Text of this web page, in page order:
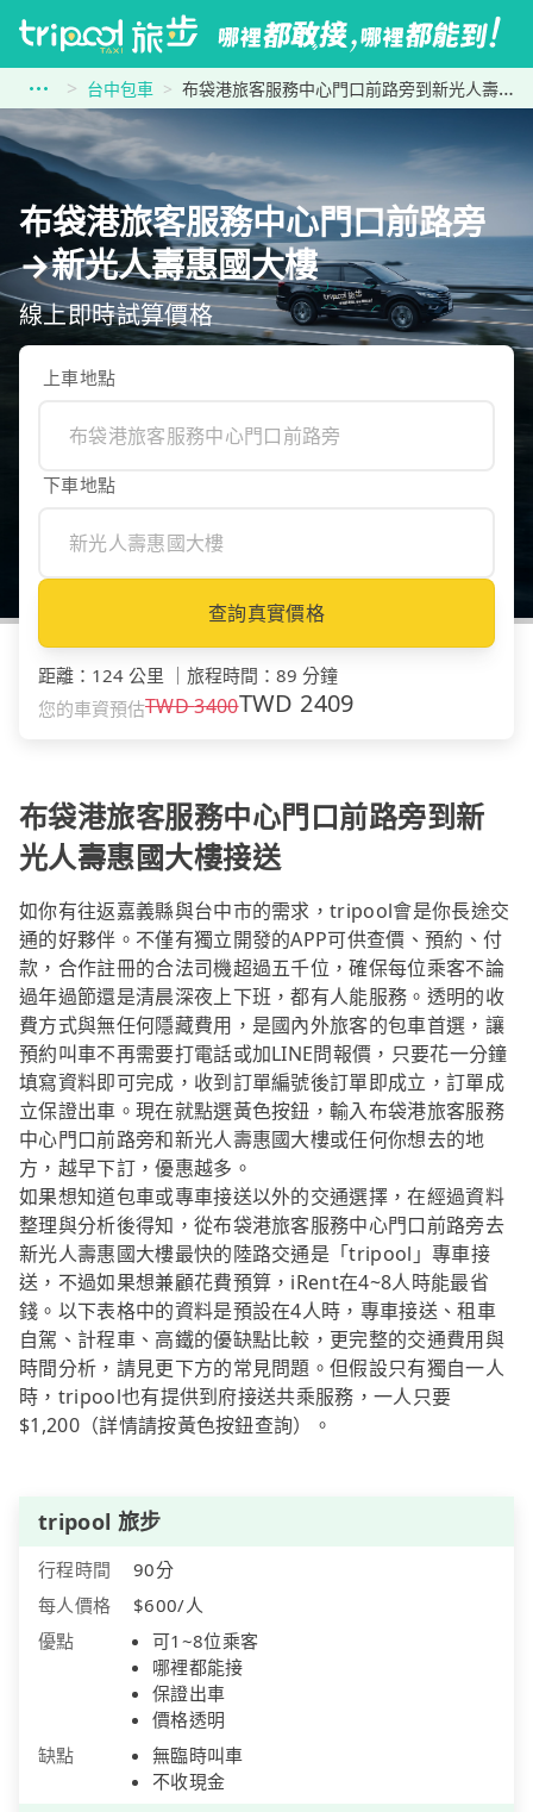
台中包車 布袋港旅客服務中心門口前路旁到新光人壽惠國大樓
布袋港旅客服務中心門口前路旁
→新光人壽惠國大樓
線上即時試算價格
上車地點
下車地點
查詢真實價格
距離 ： 124 公里 ｜ 旅程時間 ： 89 分鐘
您的車資預估TWD3400TWD 2409
布袋港旅客服務中心門口前路旁到新
光人壽惠國大樓接送
如你有往返嘉義縣與台中市的需求，tripool會是你長途交
通的好夥伴。不僅有獨立開發的APP可供查價、預約、付
款，合作註冊的合法司機超過五千位，確保每位乘客不論
過年過節還是清晨深夜上下班，都有人能服務。透明的收
費方式與無任何隱藏費用，是國內外旅客的包車首選，讓
預約叫車不再需要打電話或加LINE問報價，只要花一分鐘
填寫資料即可完成，收到訂單編號後訂單即成立，訂單成
立保證出車。現在就點選黃色按鈕，輸入布袋港旅客服務
中心門口前路旁和新光人壽惠國大樓或任何你想去的地
方，越早下訂，優惠越多。
如果想知道包車或專車接送以外的交通選擇，在經過資料
整理與分析後得知，從布袋港旅客服務中心門口前路旁去
新光人壽惠國大樓最快的陸路交通是「tripool」專車接
送，不過如果想兼顧花費預算，iRent在4~8人時能最省
錢。以下表格中的資料是預設在4人時，專車接送、租車
自駕、計程車、高鐵的優缺點比較，更完整的交通費用與
時間分析，請見更下方的常見問題。但假設只有獨自一人
時，tripool也有提供到府接送共乘服務，一人只要
$1,200（詳情請按黃色按鈕查詢）。
tripool 旅步
行程時間
90分
每人價格
$600/人
優點
可1~8位乘客
哪裡都能接
保證出車
價格透明
缺點
無臨時叫車
不收現金